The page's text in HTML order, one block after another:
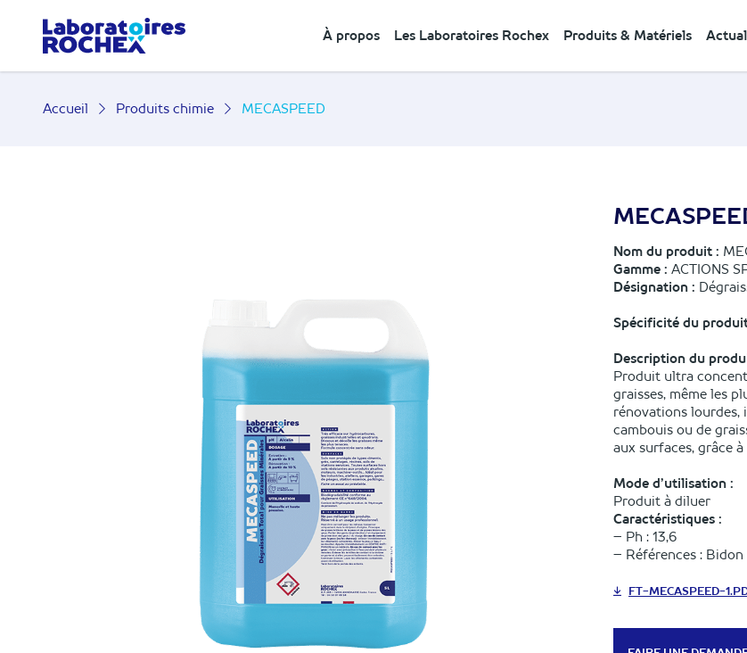
À propos Les Laboratoires Rochex Produits & Matériels
Accueil Produits chimie MECASPEED
Nom du produit :
Gamme : ACTIONS
Désignation :
Spécificité du
Description du
Produit ultra
graisses, même les
rénovations lourdes,
cambouis ou de
aux surfaces, grâce
Mode d’utilisation :
Produit à diluer
Caractéristiques :
– Ph : 13,6
– Références : Bidon
FT-MECASPEED-